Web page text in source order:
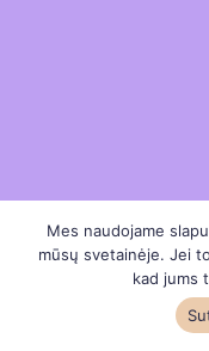
Mes naudojame
mūsų svetainėje. Jei
kad jums